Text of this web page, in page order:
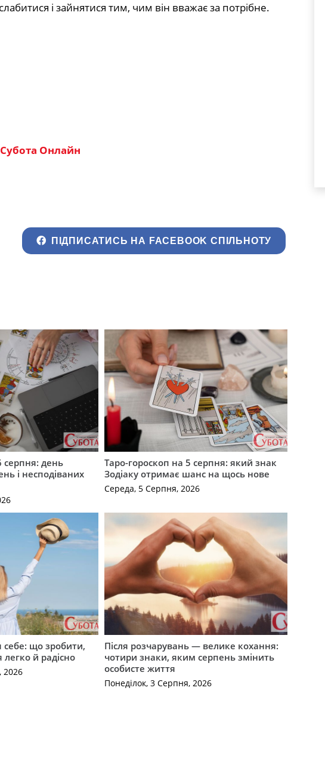
і зайнятися тим, чим він вважає за потрібне.
Субота Онлайн
ПІДПИСАТИСЬ НА FACEBOOK СПІЛЬНОТУ
серпня: день
і несподіваних
Таро-гороскоп на 5 серпня: який знак
Зодіаку отримає шанс на щось нове
Середа, 5 Серпня, 2026
що зробити,
легко й радісно
2026
Після розчарувань — велике кохання:
чотири знаки, яким серпень змінить
особисте життя
Понеділок, 3 Серпня, 2026